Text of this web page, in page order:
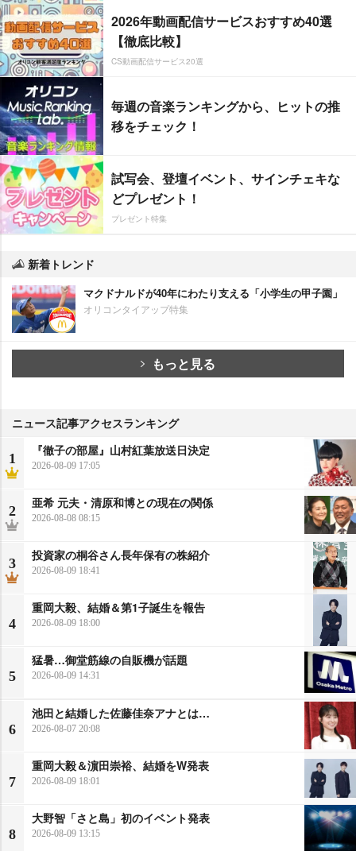
2026年動画配信サービスおすすめ40選
【徹底比較】
CS動画配信サービス20選
毎週の音楽ランキングから、ヒットの推
移をチェック！
試写会、登壇イベント、サインチェキな
どプレゼント！
プレゼント特集
新着トレンド
マクドナルドが40年にわたり支える「小学生の甲子園」
オリコンタイアップ特集
もっと見る
ニュース記事アクセスランキング
1
『徹子の部屋』山村紅葉放送日決定
2026-08-09 17:05
2
亜希 元夫・清原和博との現在の関係
2026-08-08 08:15
3
投資家の桐谷さん長年保有の株紹介
2026-08-09 18:41
4
重岡大毅、結婚＆第1子誕生を報告
2026-08-09 18:00
5
猛暑…御堂筋線の自販機が話題
2026-08-09 14:31
6
池田と結婚した佐藤佳奈アナとは…
2026-08-07 20:08
7
重岡大毅＆濵田崇裕、結婚をW発表
2026-08-09 18:01
8
大野智「さと島」初のイベント発表
2026-08-09 13:15